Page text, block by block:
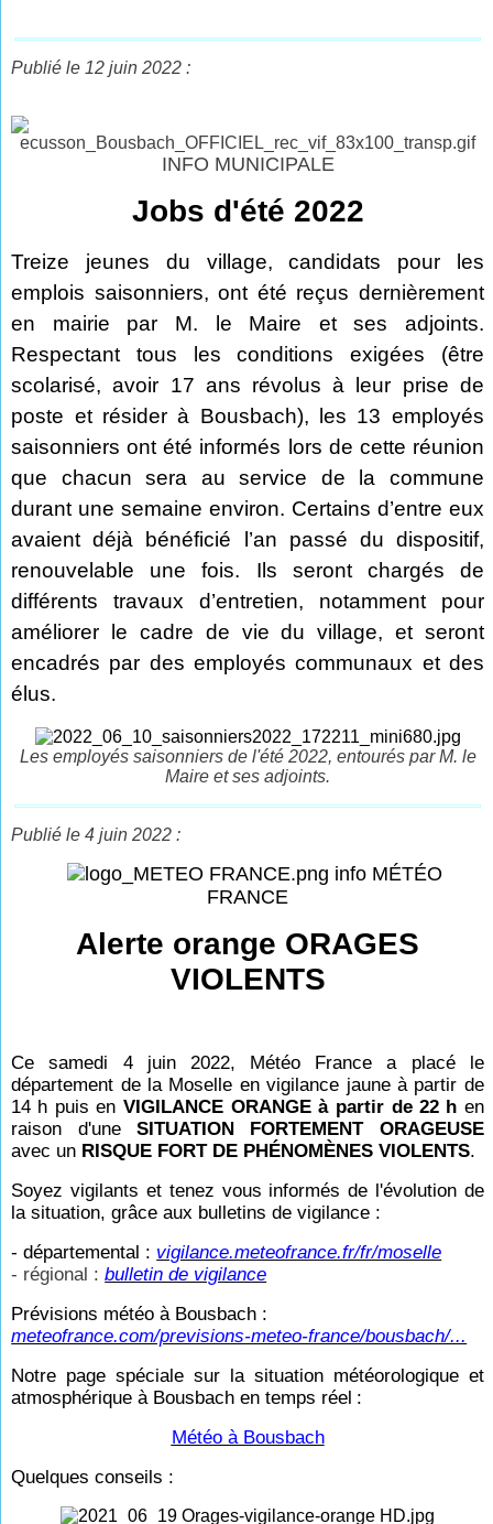
Publié le 12 juin 2022 :
INFO MUNICIPALE
Jobs d'été 2022
Treize jeunes du village, candidats pour les
emplois saisonniers, ont été reçus dernièrement
en mairie par M. le Maire et ses adjoints.
Respectant tous les conditions exigées (être
scolarisé, avoir 17 ans révolus à leur prise de
poste et résider à Bousbach), les 13 employés
saisonniers ont été informés lors de cette réunion
que chacun sera au service de la commune
durant une semaine environ. Certains d’entre eux
avaient déjà bénéficié l’an passé du dispositif,
renouvelable une fois. Ils seront chargés de
différents travaux d’entretien, notamment pour
améliorer le cadre de vie du village, et seront
encadrés par des employés communaux et des
élus.
Les employés saisonniers de l'été 2022, entourés par M. le
Maire et ses adjoints.
Publié le 4 juin 2022 :
info MÉTÉO
FRANCE
Alerte orange ORAGES
VIOLENTS
Ce samedi 4 juin 2022, Météo France a placé le
département de la Moselle en vigilance jaune à partir de
14 h puis en VIGILANCE ORANGE à partir de 22 h en
raison d'une SITUATION FORTEMENT ORAGEUSE
avec un RISQUE FORT DE PHÉNOMÈNES VIOLENTS.
Soyez vigilants et tenez vous informés de l'évolution de
la situation, grâce aux bulletins de vigilance :
- départemental : vigilance.meteofrance.fr/fr/moselle
- régional :bulletin de vigilance
Prévisions météo à Bousbach :
meteofrance.com/previsions-meteo-france/bousbach/...
Notre page spéciale sur la situation météorologique et
atmosphérique à Bousbach en temps réel :
Météo à Bousbach
Quelques conseils :